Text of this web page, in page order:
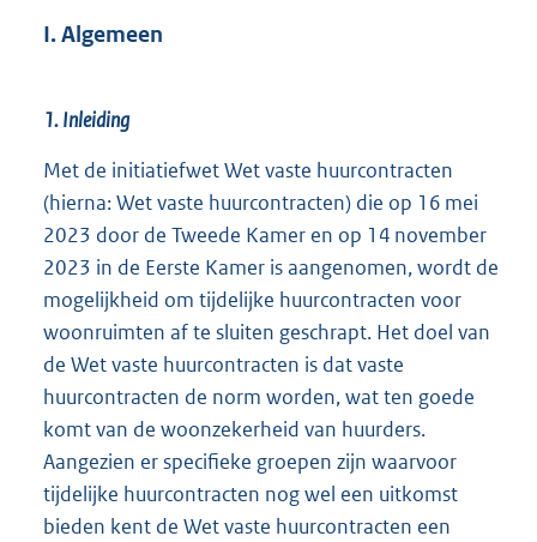
I. Algemeen
1. Inleiding
Met de initiatiefwet Wet vaste huurcontracten
(hierna: Wet vaste huurcontracten) die op 16 mei
2023 door de Tweede Kamer en op 14 november
2023 in de Eerste Kamer is aangenomen, wordt de
mogelijkheid om tijdelijke huurcontracten voor
woonruimten af te sluiten geschrapt. Het doel van
de Wet vaste huurcontracten is dat vaste
huurcontracten de norm worden, wat ten goede
komt van de woonzekerheid van huurders.
Aangezien er specifieke groepen zijn waarvoor
tijdelijke huurcontracten nog wel een uitkomst
bieden kent de Wet vaste huurcontracten een